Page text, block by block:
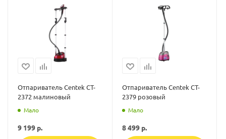
Отпариватель Centek CT-
2372 малиновый
Мало
9 199 р.
Отпариватель Centek CT-
2379 розовый
Мало
8 499 р.